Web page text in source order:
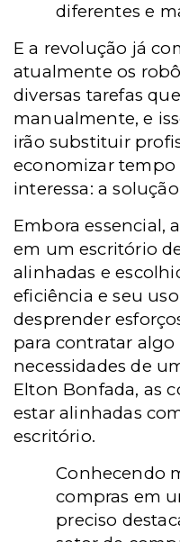
diferentes e
E a revolução já
atualmente os
diversas tarefas
manualmente, e
irão substituir
economizar tempo
interessa: a
Embora essencial,
em um escritório
alinhadas e
eficiência e seu
desprender
para contratar
necessidades de
Elton Bonfada, as
estar alinhadas
escritório.
Conhecendo
compras em
preciso